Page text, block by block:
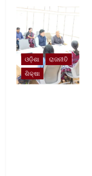
ଓଡ଼ିଶା
ରାଜନୀତି
ଶିକ୍ଷା